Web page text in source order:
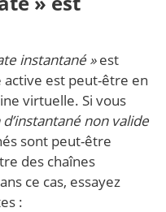
instantané »est
active est peut-être en
virtuelle. Si vous
non valide
sont peut-être
des chaînes
ce cas, essayez
: